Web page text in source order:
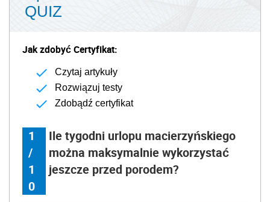
QUIZ
Jak zdobyć Certyfikat:
Czytaj artykuły
Rozwiązuj testy
Zdobądź certyfikat
1
/
1
0
Ile tygodni urlopu macierzyńskiego
można maksymalnie wykorzystać
jeszcze przed porodem?